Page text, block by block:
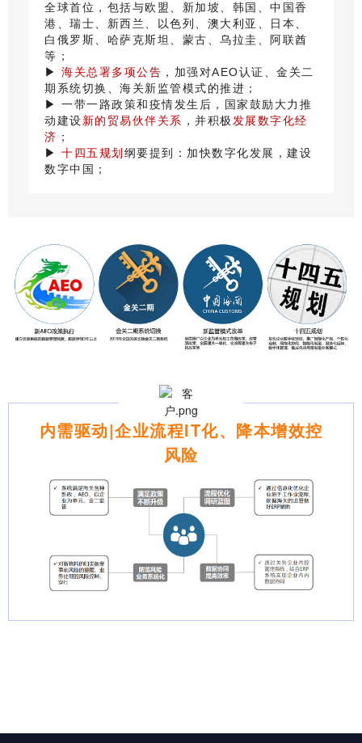
全球首位，包括与欧盟、新加坡、韩国、中国香
港、瑞士、新西兰、以色列、澳大利亚、日本、
白俄罗斯、哈萨克斯坦、蒙古、乌拉圭、阿联酋
等；
▶ 海关总署多项公告 ，加强对AEO认证、金关二
期系统切换、海关新监管模式的推进；
▶ 一带一路政策和疫情发生后，国家鼓励大力推
动建设新的贸易伙伴关系 ，并积极 发展数字化经
济 ；
▶ 十四五规划 纲要提到：加快数字化发展，建设
数字中国；
内需驱动|企业流程IT化、降本增效控
风险